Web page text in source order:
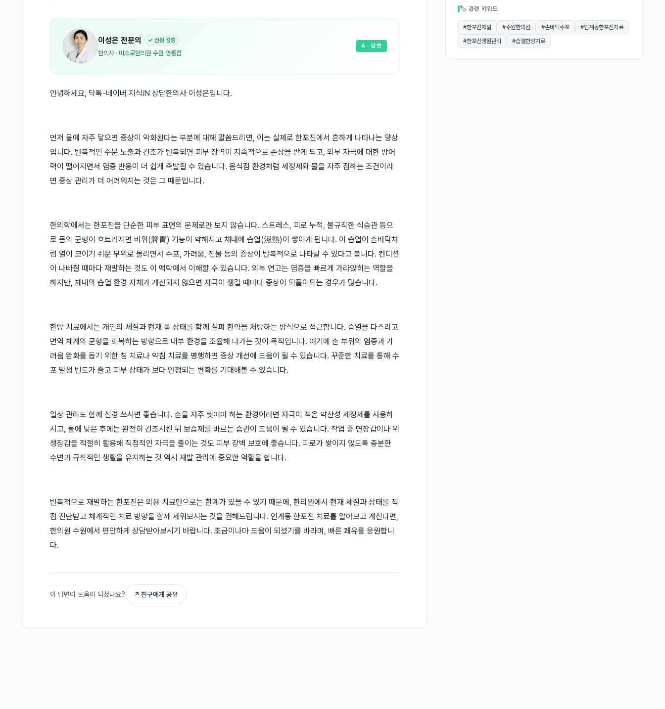
이성은 전문의 ✓ 신원 검증
한의사 · 미소로한의원 수원 영통점
A · 답변
안녕하세요, 닥톡-네이버 지식iN 상담한의사 이성은입니다.
먼저 물에 자주 닿으면 증상이 악화된다는 부분에 대해 말씀드리면, 이는 실제로 한포진에서 흔하게 나타나는 양상
입니다. 반복적인 수분 노출과 건조가 반복되면 피부 장벽이 지속적으로 손상을 받게 되고, 외부 자극에 대한 방어
력이 떨어지면서 염증 반응이 더 쉽게 촉발될 수 있습니다. 음식점 환경처럼 세정제와 물을 자주 접하는 조건이라
면 증상 관리가 더 어려워지는 것은 그 때문입니다.
한의학에서는 한포진을 단순한 피부 표면의 문제로만 보지 않습니다. 스트레스, 피로 누적, 불규칙한 식습관 등으
로 몸의 균형이 흐트러지면 비위(脾胃) 기능이 약해지고 체내에 습열(濕熱)이 쌓이게 됩니다. 이 습열이 손바닥처
럼 열이 모이기 쉬운 부위로 몰리면서 수포, 가려움, 진물 등의 증상이 반복적으로 나타날 수 있다고 봅니다. 컨디션
이 나빠질 때마다 재발하는 것도 이 맥락에서 이해할 수 있습니다. 외부 연고는 염증을 빠르게 가라앉히는 역할을
하지만, 체내의 습열 환경 자체가 개선되지 않으면 자극이 생길 때마다 증상이 되풀이되는 경우가 많습니다.
한방 치료에서는 개인의 체질과 현재 몸 상태를 함께 살펴 한약을 처방하는 방식으로 접근합니다. 습열을 다스리고
면역 체계의 균형을 회복하는 방향으로 내부 환경을 조율해 나가는 것이 목적입니다. 여기에 손 부위의 염증과 가
려움 완화를 돕기 위한 침 치료나 약침 치료를 병행하면 증상 개선에 도움이 될 수 있습니다. 꾸준한 치료를 통해 수
포 발생 빈도가 줄고 피부 상태가 보다 안정되는 변화를 기대해볼 수 있습니다.
일상 관리도 함께 신경 쓰시면 좋습니다. 손을 자주 씻어야 하는 환경이라면 자극이 적은 약산성 세정제를 사용하
시고, 물에 닿은 후에는 완전히 건조시킨 뒤 보습제를 바르는 습관이 도움이 될 수 있습니다. 작업 중 면장갑이나 위
생장갑을 적절히 활용해 직접적인 자극을 줄이는 것도 피부 장벽 보호에 좋습니다. 피로가 쌓이지 않도록 충분한
수면과 규칙적인 생활을 유지하는 것 역시 재발 관리에 중요한 역할을 합니다.
반복적으로 재발하는 한포진은 외용 치료만으로는 한계가 있을 수 있기 때문에, 한의원에서 현재 체질과 상태를 직
접 진단받고 체계적인 치료 방향을 함께 세워보시는 것을 권해드립니다. 인계동 한포진 치료를 알아보고 계신다면,
한의원 수원에서 편안하게 상담받아보시기 바랍니다. 조금이나마 도움이 되셨기를 바라며, 빠른 쾌유를 응원합니
다.
이 답변이 도움이 되셨나요? ↗ 친구에게 공유
🏷 관련 키워드
#한포진재발 #수원한의원 #손바닥수포 #인계동한포진치료
#한포진생활관리 #습열한방치료